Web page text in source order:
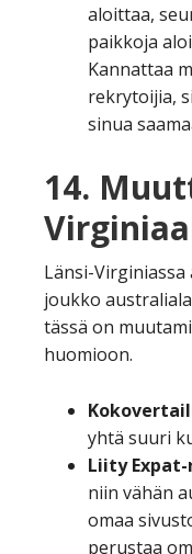
aloittaa,
paikkoja
Kannattaa
rekrytoijia,
sinua
14.
Länsi-
joukko
tässä on
huomioon.
yhtä suuri
Liity
niin vähän
omaa
perustaa